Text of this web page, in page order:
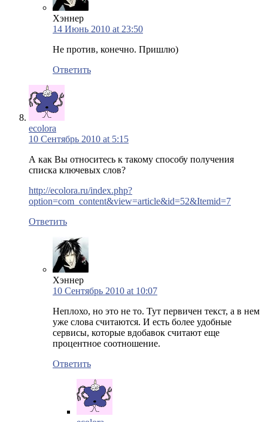
Хэннер
14 Июнь 2010 at 23:50
Не против, конечно. Пришлю)
Ответить
ecolora
10 Сентябрь 2010 at 5:15
А как Вы относитесь к такому способу получения
списка ключевых слов?
http://ecolora.ru/index.php?
option=com_content&view=article&id=52&Itemid=7
Ответить
Хэннер
10 Сентябрь 2010 at 10:07
Неплохо, но это не то. Тут первичен текст, а в нем
уже слова считаются. И есть более удобные
сервисы, которые вдобавок считают еще
процентное соотношение.
Ответить